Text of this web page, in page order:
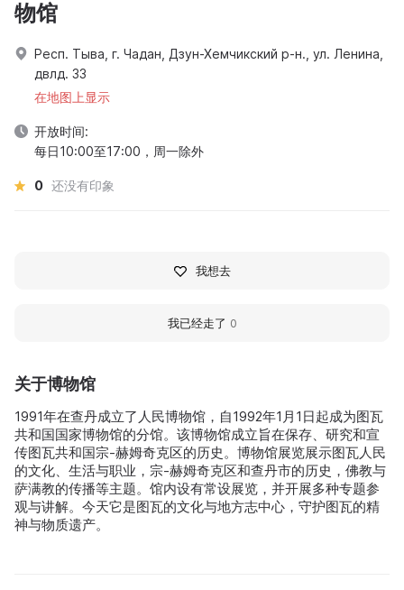
关于博物馆
1991年在查丹成立了人民博物馆，自1992年1月1日起成为图瓦
共和国国家博物馆的分馆。该博物馆成立旨在保存、研究和宣
传图瓦共和国宗-赫姆奇克区的历史。博物馆展览展示图瓦人民
的文化、生活与职业，宗-赫姆奇克区和查丹市的历史，佛教与
萨满教的传播等主题。馆内设有常设展览，并开展多种专题参
观与讲解。今天它是图瓦的文化与地方志中心，守护图瓦的精
神与物质遗产。
物馆
Респ. Тыва, г. Чадан, Дзун-Хемчикский р-н., ул. Ленина,
двлд. 33
在地图上显示
开放时间:
每日10:00至17:00，周一除外
0 还没有印象
我想去
我已经走了 0